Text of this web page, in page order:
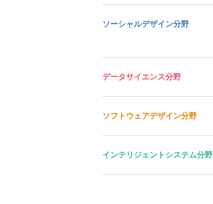
ソーシャルデザイン分野
データサイエンス分野
ソフトウェアデザイン分野
インテリジェントシステム分野